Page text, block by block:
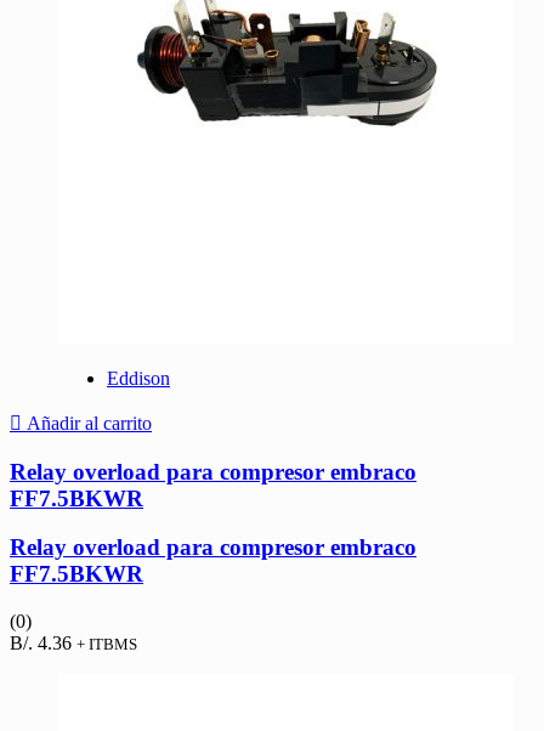
Eddison
Añadir al carrito
Relay overload para compresor embraco
FF7.5BKWR
Relay overload para compresor embraco
FF7.5BKWR
(0)
B/. 4.36 + ITBMS